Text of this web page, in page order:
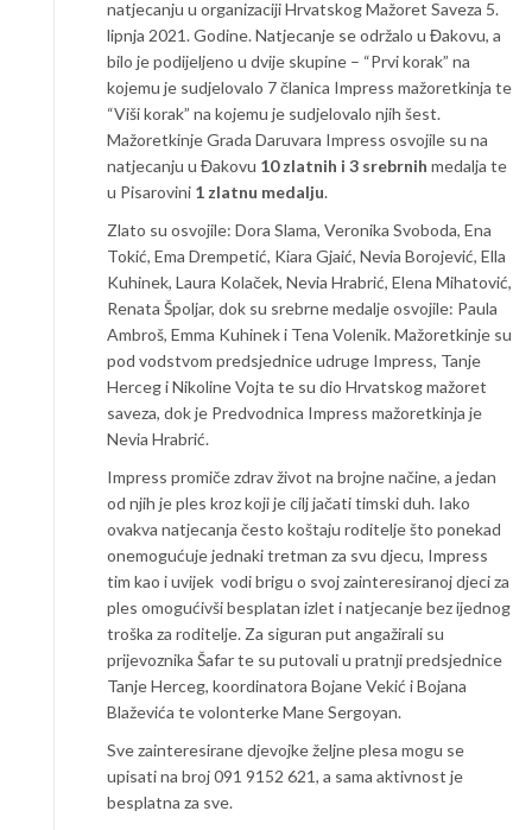
natjecanju u organizaciji Hrvatskog Mažoret Saveza 5.
lipnja 2021. Godine. Natjecanje se održalo u Đakovu, a
bilo je podijeljeno u dvije skupine – “Prvi korak” na
kojemu je sudjelovalo 7 članica Impress mažoretkinja te
“Viši korak” na kojemu je sudjelovalo njih šest.
Mažoretkinje Grada Daruvara Impress osvojile su na
natjecanju u Đakovu 10 zlatnih i 3 srebrnih medalja te
u Pisarovini 1 zlatnu medalju.
Zlato su osvojile: Dora Slama, Veronika Svoboda, Ena
Tokić, Ema Drempetić, Kiara Gjaić, Nevia Borojević, Ella
Kuhinek, Laura Kolaček, Nevia Hrabrić, Elena Mihatović,
Renata Špoljar, dok su srebrne medalje osvojile: Paula
Ambroš, Emma Kuhinek i Tena Volenik. Mažoretkinje su
pod vodstvom predsjednice udruge Impress, Tanje
Herceg i Nikoline Vojta te su dio Hrvatskog mažoret
saveza, dok je Predvodnica Impress mažoretkinja je
Nevia Hrabrić.
Impress promiče zdrav život na brojne načine, a jedan
od njih je ples kroz koji je cilj jačati timski duh. Iako
ovakva natjecanja često koštaju roditelje što ponekad
onemogućuje jednaki tretman za svu djecu, Impress
tim kao i uvijek vodi brigu o svoj zainteresiranoj djeci za
ples omogućivši besplatan izlet i natjecanje bez ijednog
troška za roditelje. Za siguran put angažirali su
prijevoznika Šafar te su putovali u pratnji predsjednice
Tanje Herceg, koordinatora Bojane Vekić i Bojana
Blaževića te volonterke Mane Sergoyan.
Sve zainteresirane djevojke željne plesa mogu se
upisati na broj 091 9152 621, a sama aktivnost je
besplatna za sve.